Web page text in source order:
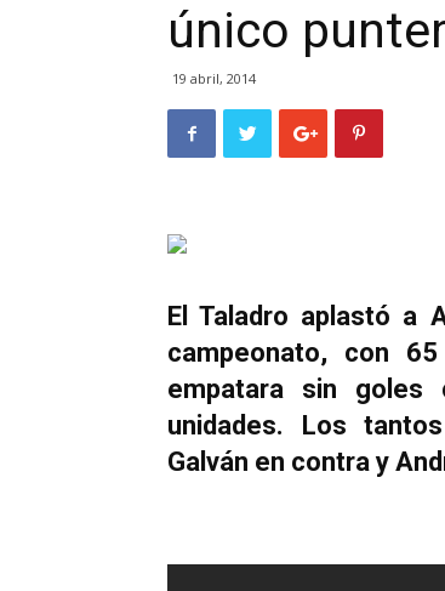
único
19 abril, 2014
El Taladro aplastó a
campeonato, con
empatara sin
unidades. Los
Galván en contra y